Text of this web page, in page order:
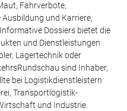
Fahrverbote,
und Karriere,
Dossiers bietet die
und Dienstleistungen
Lagertechnik oder
sind Inhaber,
bei Logistikdienstleistern
Transportlogistik-
und Industrie.